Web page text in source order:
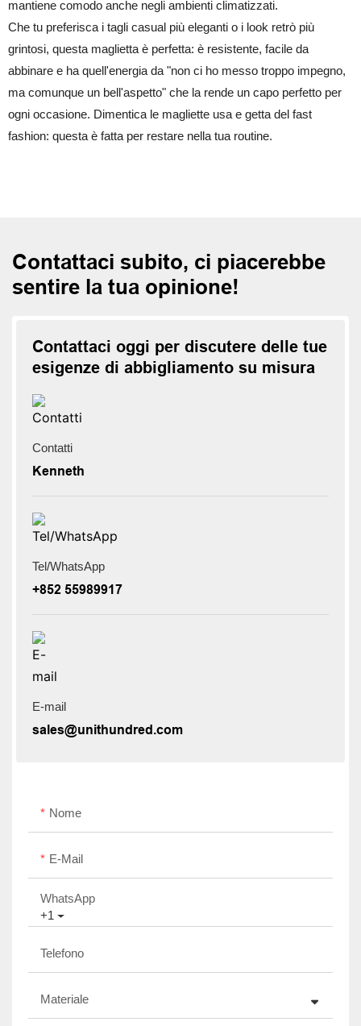
mantiene comodo anche negli ambienti climatizzati.
Che tu preferisca i tagli casual più eleganti o i look retrò più
grintosi, questa maglietta è perfetta: è resistente, facile da
abbinare e ha quell'energia da "non ci ho messo troppo impegno,
ma comunque un bell'aspetto" che la rende un capo perfetto per
ogni occasione. Dimentica le magliette usa e getta del fast
fashion: questa è fatta per restare nella tua routine.
Contattaci subito, ci piacerebbe
sentire la tua opinione!
Contattaci oggi per discutere delle tue
esigenze di abbigliamento su misura
Contatti
Kenneth
Tel/WhatsApp
+852 55989917
E-mail
sales@unithundred.com
Nome
E-Mail
+1
WhatsApp
Telefono
Materiale